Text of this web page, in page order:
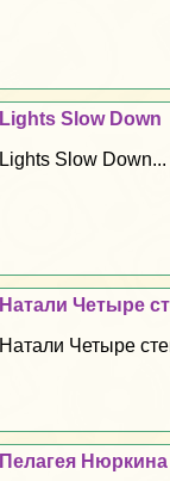
Lights Slow Down
Lights Slow Down...
Натали Четыре
Натали Четыре
Пелагея Нюркина